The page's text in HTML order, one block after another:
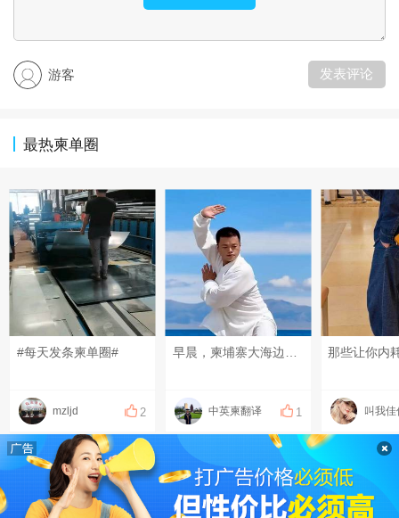
游客 发表评论
最热柬单圈
#每天发条柬单圈#
mzljd 2
早晨，柬埔寨大海边打一段太极还是很舒服的！It feels so pleasant to practice a bit of Tai Chi by the seaside in Cambodia in the morning! ពិតជាមានអារម្មណ៍រីករាយណាស់ដែលបានហាត់តៃជី (Tai Chi) បន្តិចបន្តួចនៅក្បែរមាត់សមុទ្រក្នុងប្រទេសកម្ពុជានៅពេលព្រឹក! #柬埔寨太极#西港海边 #cambodiabeach#sihanoukocean
中英柬翻译 1 叫我佳